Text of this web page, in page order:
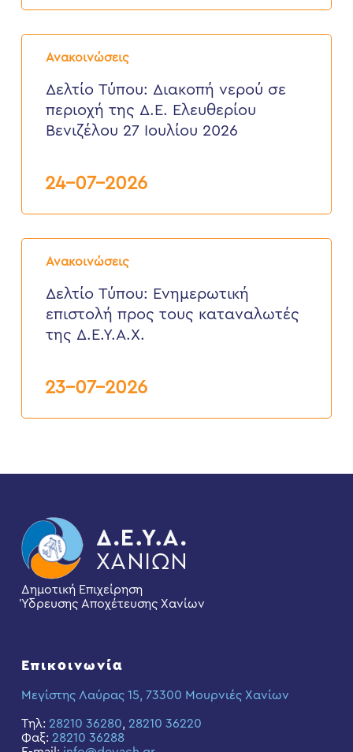
έως
2026Ανακοινώσεις
Δελτίο
Τύπου:
νερού
περιοχή
2026
Δελτίο Τύπου: Διακοπή νερού σε
περιοχή της Δ.Ε. Ελευθερίου
Βενιζέλου 27 Ιουλίου 2026
24-07-2026
Ανακοινώσεις
Δελτίο
Τύπου:
επιστολή
προς
τους
καταναλωτές
Δελτίο Τύπου: Eνημερωτική
επιστολή προς τους καταναλωτές
της Δ.Ε.Υ.Α.Χ.
23-07-2026
Δημοτική Επιχείρηση
Ύδρευσης Αποχέτευσης Χανίων
Επικοινωνία
Μεγίστης Λαύρας 15, 73300 Μουρνιές Χανίων
Τηλ: 28210 36280, 28210 36220
Φαξ: 28210 36288